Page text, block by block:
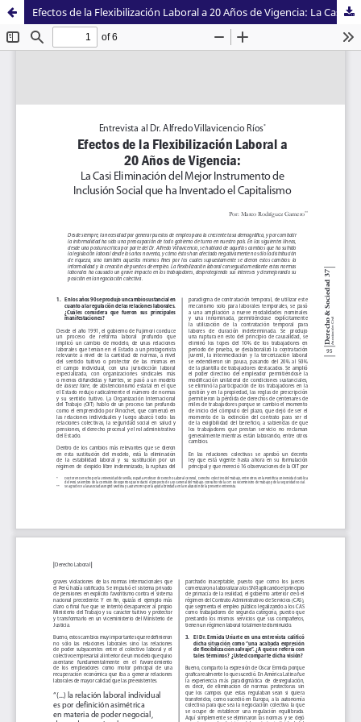
Efectos de la Flexibilización Laboral a 20 Años de Vigencia: La Casi Eliminación del Mejor Instrumento de Inclusión Social que ha Inventado el Capitalismo. Entrevista al Dr. Alfredo Villavicencio Ríos